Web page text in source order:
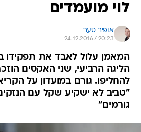
לוי מועמדים
אופיר סער
24.12.2016 / 20:23
המאמן עלול לאבד את תפקידו
הליגה הרביעי, שני האקסים
להחליפו. גורם במועדון על
"טביב לא ישקיע שקל עם
גורמים"